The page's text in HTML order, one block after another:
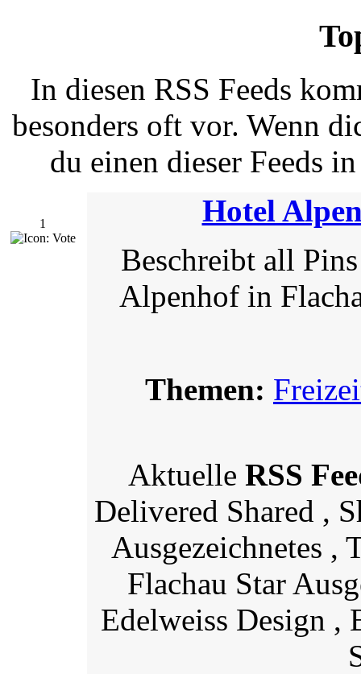
In diesen RSS Feeds
besonders oft vor. Wenn
du einen dieser Feeds
1
Hotel
Beschreibt all
Alpenhof in
Themen:
Aktuelle RSS
Delivered Shared ,
Ausgezeichnetes ,
Flachau Star
Edelweiss Design ,